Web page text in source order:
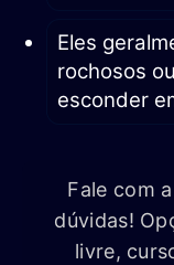
Eles
rochosos
esconder
Fale com
dúvidas!
livre,